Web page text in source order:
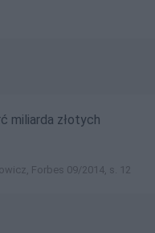
miliarda złotych
Forbes 09/2014, s. 12